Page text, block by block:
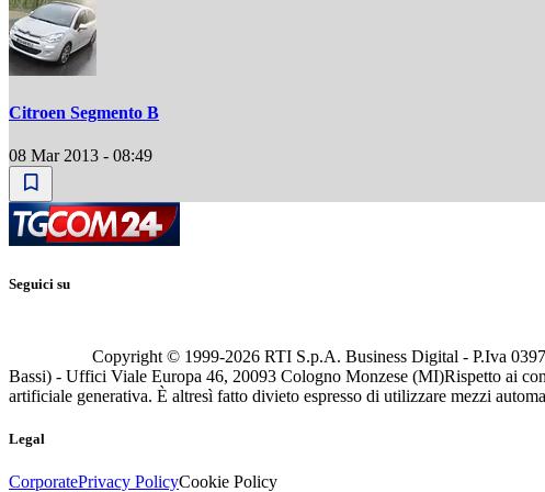
Citroen Segmento B
08 Mar 2013 - 08:49
Seguici su
Copyright © 1999-2026 RTI S.p.A. Business Digital - P.Iva
Bassi) - Uffici Viale Europa 46, 20093 Cologno Monzese (MI)Rispetto ai
artificiale generativa. È altresì fatto divieto espresso di utilizzare mezzi
Legal
CorporatePrivacy PolicyCookie Policy